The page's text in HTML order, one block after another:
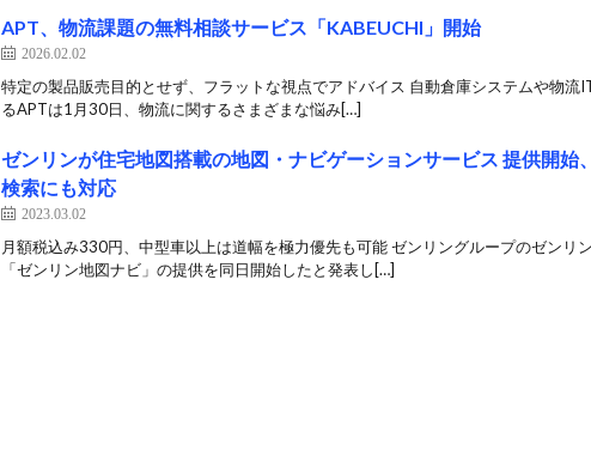
APT、物流課題の無料相談サービス「KABEUCHI」開始
2026.02.02
特定の製品販売目的とせず、フラットな視点でアドバイス 自動倉庫システムや物流
るAPTは1月30日、物流に関するさまざまな悩み[…]
ゼンリンが住宅地図搭載の地図・ナビゲーションサービス 提供開始
検索にも対応
2023.03.02
月額税込み330円、中型車以上は道幅を極力優先も可能 ゼンリングループのゼンリ
「ゼンリン地図ナビ」の提供を同日開始したと発表し[…]